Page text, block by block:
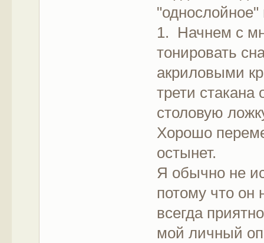
1. Начнем с
тонировать
акриловыми
трети
столовую
Хорошо
остынет.
Я обычно не
потому что он
всегда
мой личный